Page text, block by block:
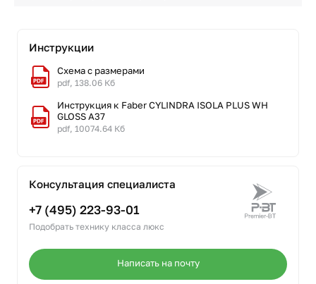
Инструкции
Схема с размерами
pdf, 138.06 Кб
Инструкция к Faber CYLINDRA ISOLA PLUS WH
GLOSS A37
pdf, 10074.64 Кб
Консультация специалиста
+7 (495) 223-93-01
Подобрать технику класса люкс
Написать на почту